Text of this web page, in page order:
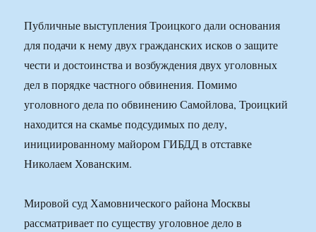
Публичные выступления Троицкого дали основания
для подачи к нему двух гражданских исков о защите
чести и достоинства и возбуждения двух уголовных
дел в порядке частного обвинения. Помимо
уголовного дела по обвинению Самойлова, Троицкий
находится на скамье подсудимых по делу,
инициированному майором ГИБДД в отставке
Николаем Хованским.
Мировой суд Хамовнического района Москвы
рассматривает по существу уголовное дело в